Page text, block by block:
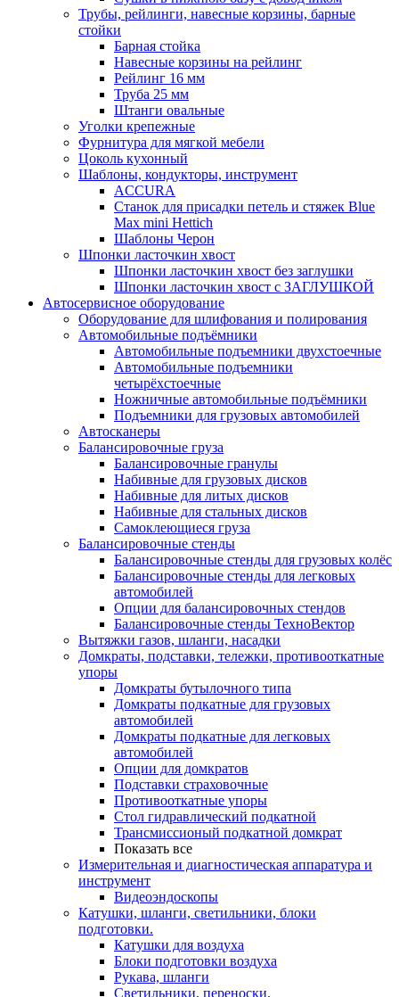
Трубы, рейлинги, навесные корзины, барные
стойки
Барная стойка
Навесные корзины на рейлинг
Рейлинг 16 мм
Труба 25 мм
Штанги овальные
Уголки крепежные
Фурнитура для мягкой мебели
Цоколь кухонный
Шаблоны, кондукторы, инструмент
ACCURA
Станок для присадки петель и стяжек Blue
Max mini Hettich
Шаблоны Черон
Шпонки ласточкин хвост
Шпонки ласточкин хвост без заглушки
Шпонки ласточкин хвост с ЗАГЛУШКОЙ
Автосервисное оборудование
Оборудование для шлифования и полирования
Автомобильные подъёмники
Автомобильные подъемники двухстоечные
Автомобильные подъемники
четырёхстоечные
Ножничные автомобильные подъёмники
Подъемники для грузовых автомобилей
Автосканеры
Балансировочные груза
Балансировочные гранулы
Набивные для грузовых дисков
Набивные для литых дисков
Набивные для стальных дисков
Самоклеющиеся груза
Балансировочные стенды
Балансировочные стенды для грузовых колёс
Балансировочные стенды для легковых
автомобилей
Опции для балансировочных стендов
Балансировочные стенды ТехноВектор
Вытяжки газов, шланги, насадки
Домкраты, подставки, тележки, противооткатные
упоры
Домкраты бутылочного типа
Домкраты подкатные для грузовых
автомобилей
Домкраты подкатные для легковых
автомобилей
Опции для домкратов
Подставки страховочные
Противооткатные упоры
Стол гидравлический подкатной
Трансмиссионый подкатной домкрат
Показать все
Измерительная и диагностическая аппаратура и
инструмент
Видеоэндоскопы
Катушки, шланги, светильники, блоки
подготовки.
Катушки для воздуха
Блоки подготовки воздуха
Рукава, шланги
Светильники, переноски.